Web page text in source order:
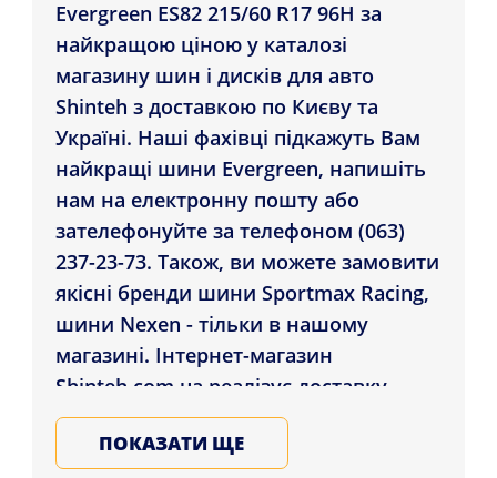
Evergreen ES82 215/60 R17 96H за
найкращою ціною у каталозі
магазину шин і дисків для авто
Shinteh з доставкою по Києву та
Україні. Наші фахівці підкажуть Вам
найкращі шини Evergreen, напишіть
нам на електронну пошту або
зателефонуйте за телефоном (063)
237-23-73. Також, ви можете замовити
якісні бренди шини Sportmax Racing,
шини Nexen - тільки в нашому
магазині. Інтернет-магазин
Shinteh.com.ua реалізує доставку
Шини Evergreen ES82 215/60 R17 96H
які проживають у регіонах: Миколаїв,
ПОКАЗАТИ ЩЕ